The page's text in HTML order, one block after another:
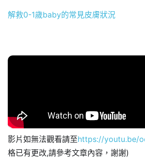
解救0-1歲baby的常見皮膚狀況
影片如無法觀看請至https://youtu.be/
格已有更改,請參考文章內容，謝謝)